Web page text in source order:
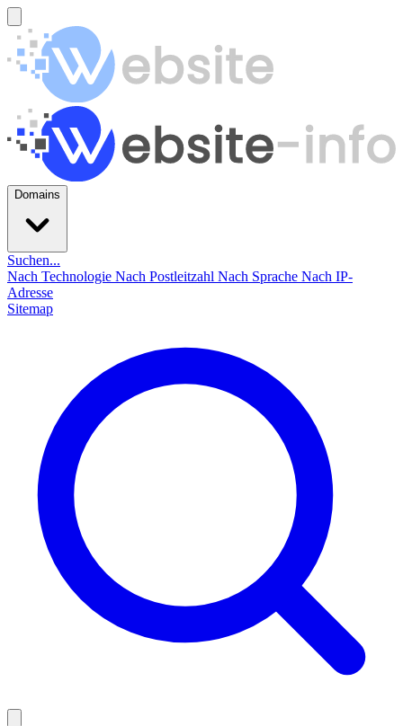
Domains
Suchen...
Nach Technologie Nach Postleitzahl Nach Sprache Nach IP-
Adresse
Sitemap